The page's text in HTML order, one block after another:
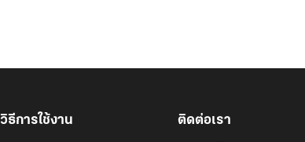
วิธีการใช้งาน ติดต่อเรา